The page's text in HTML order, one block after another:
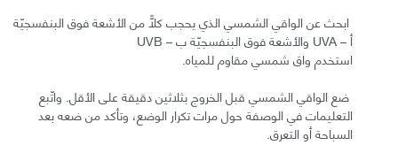
ابحث عن الواقي الشمسي الذي يحجب كلًّا من الأشعة فوق البنفسجيّة
أ – UVA والأشعة فوق البنفسجيّة ب – UVB
استخدم واق شمسي مقاوم للمياه.
ضع الواقي الشمسي قبل الخروج بثلاثين دقيقة على الأقل. واتّبع
التعليمات في الوصفة حول مرات تكرار الوضع، وتأكد من ضعه بعد
السباحة أو التعرق.